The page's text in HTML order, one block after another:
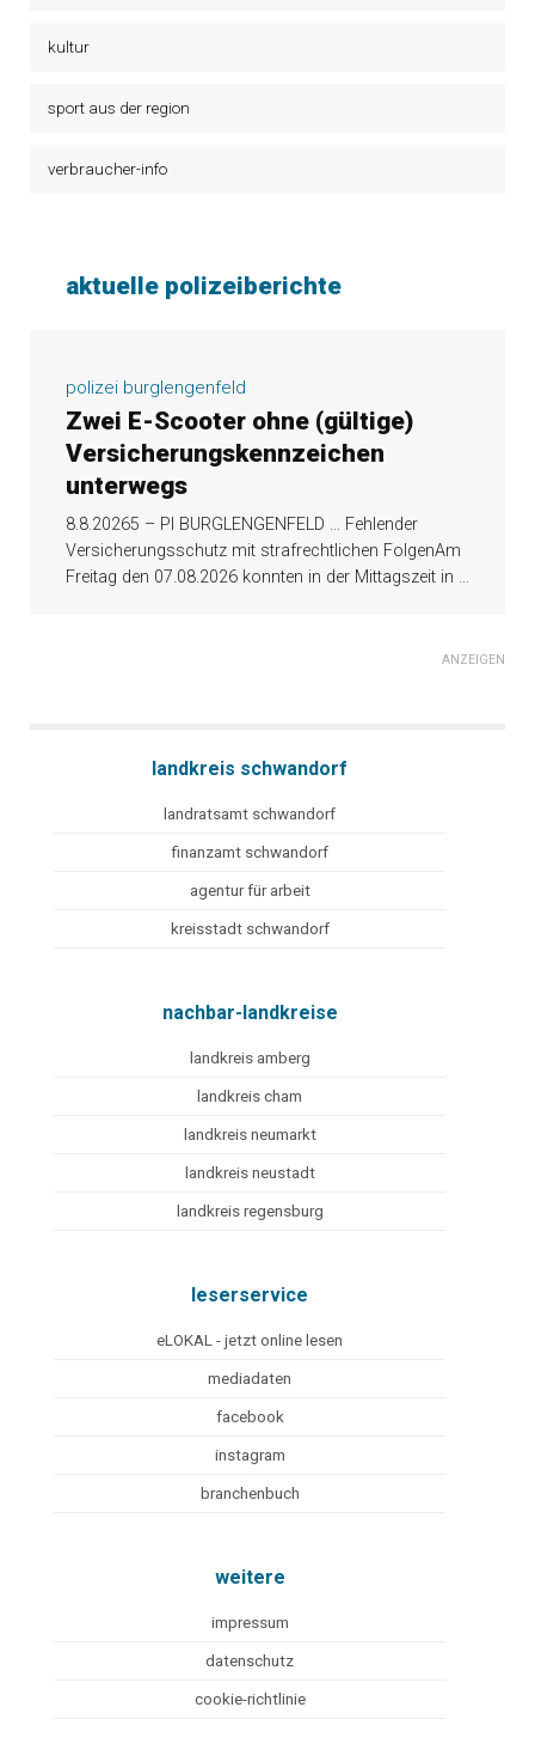
kultur
sport aus der region
verbraucher-info
aktuelle polizeiberichte
polizei burglengenfeld
Zwei E-Scooter ohne (gültige)
Versicherungskennzeichen
unterwegs
8.8.20265 – PI BURGLENGENFELD … Fehlender
Versicherungsschutz mit strafrechtlichen FolgenAm
Freitag den 07.08.2026 konnten in der Mittagszeit in ...
ANZEIGEN
landkreis schwandorf
landratsamt schwandorf
finanzamt schwandorf
agentur für arbeit
kreisstadt schwandorf
nachbar-landkreise
landkreis amberg
landkreis cham
landkreis neumarkt
landkreis neustadt
landkreis regensburg
leserservice
eLOKAL - jetzt online lesen
mediadaten
facebook
instagram
branchenbuch
weitere
impressum
datenschutz
cookie-richtlinie